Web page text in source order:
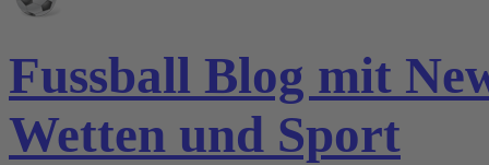
Fussball Blog mit
Wetten und Sport